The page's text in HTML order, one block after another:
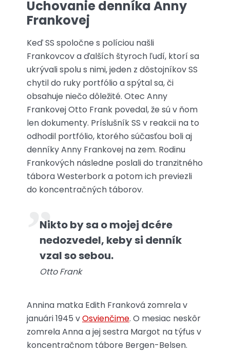
Uchovanie denníka Anny
Frankovej
Keď SS spoločne s políciou našli
Frankovcov a ďalších štyroch ľudí, ktorí sa
ukrývali spolu s nimi, jeden z dôstojníkov SS
chytil do ruky portfólio a spýtal sa, či
obsahuje niečo dôležité. Otec Anny
Frankovej Otto Frank povedal, že sú v ňom
len dokumenty. Príslušník SS v reakcii na to
odhodil portfólio, ktorého súčasťou boli aj
denníky Anny Frankovej na zem. Rodinu
Frankových následne poslali do tranzitného
tábora Westerbork a potom ich previezli
do koncentračných táborov.
Nikto by sa o mojej dcére
nedozvedel, keby si denník
vzal so sebou.
Otto Frank
Annina matka Edith Franková zomrela v
januári 1945 vOsvienčime. O mesiac neskôr
zomrela Anna a jej sestra Margot na týfus v
koncentračnom tábore Bergen-Belsen.